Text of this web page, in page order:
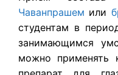
Чаванпрашем или
студентам в
занимающимся
можно применять